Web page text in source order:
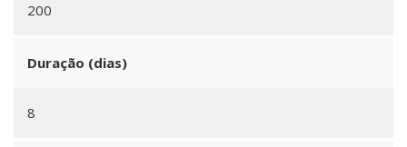
200
Duração (dias)
8